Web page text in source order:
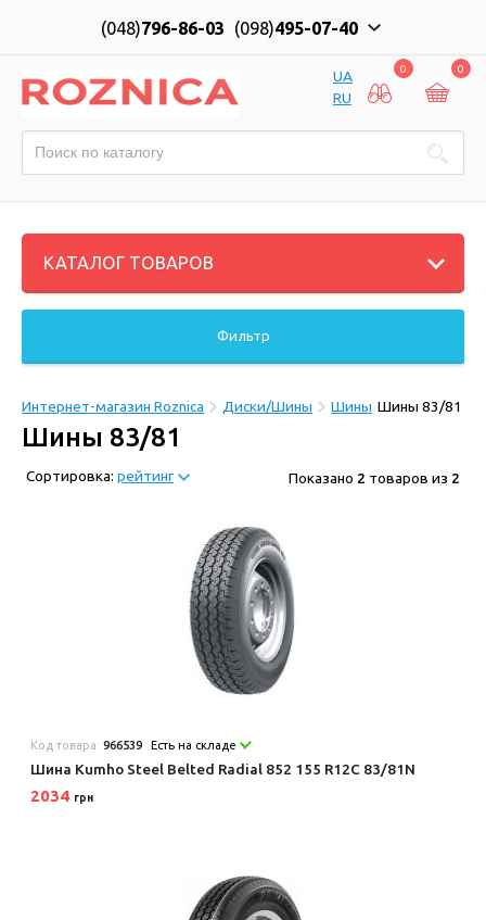
(048)796-86-03 (098)495-07-40
UA
RU
0 0
КАТАЛОГ ТОВАРОВ
Фильтр
Интернет-магазин Roznica Диски/Шины Шины Шины 83/81
Шины 83/81
Сортировка: рейтинг Показано 2 товаров из 2
Код товара:966539 Есть на складе
Шина Kumho Steel Belted Radial 852 155 R12C 83/81N
2034 грн